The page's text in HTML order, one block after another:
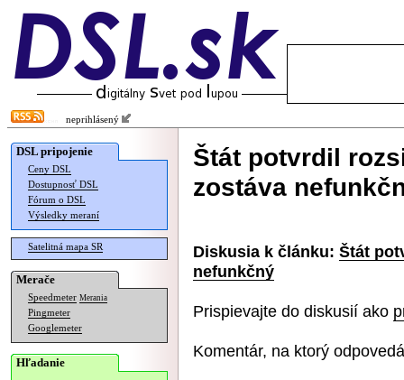
neprihlásený
DSL pripojenie
Ceny DSL
Dostupnosť DSL
Fórum o DSL
Výsledky meraní
Satelitná mapa SR
Merače
Speedmeter Merania
Pingmeter
Googlemeter
Hľadanie
Štát potvrdil
zostáva
Diskusia k článku: Štát
nefunkčný
Prispievajte do diskusií ako
Komentár, na ktorý